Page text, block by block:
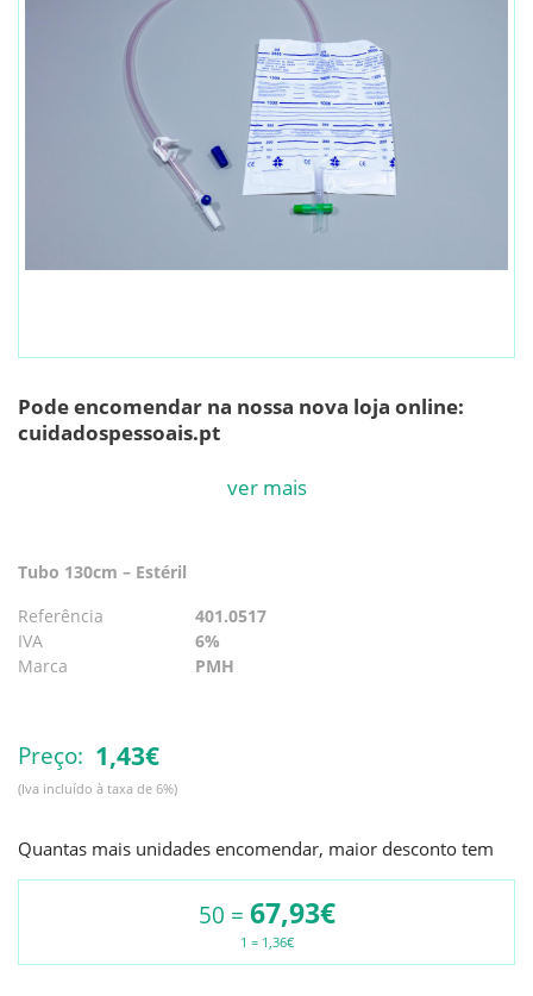
Pode encomendar na nossa nova loja online:
cuidadospessoais.pt
Caixa completa: 50 unidades
para Colheita Asséptica. Válvula Anti-retorno e
ver mais
Tubo 130cm – Estéril
Referência
401.0517
IVA
6%
Marca
PMH
Preço: 1,43€
(Iva incluído à taxa de 6%)
Quantas mais unidades encomendar, maior desconto tem
50 = 67,93€
1 = 1,36€